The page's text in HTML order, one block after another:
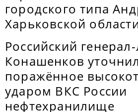
городского типа
Харьковской
Российский
Конашенков
поражённое
ударом ВКС России
нефтехранилище